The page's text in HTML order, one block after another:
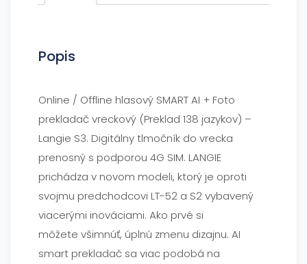
Popis
Online / Offline hlasový SMART AI + Foto
prekladač vreckový (Preklad 138 jazykov) –
Langie S3. Digitálny tlmočník do vrecka
prenosný s podporou 4G SIM. LANGIE
prichádza v novom modeli, ktorý je oproti
svojmu predchodcovi LT-52 a S2 vybavený
viacerými inováciami. Ako prvé si
môžete všimnúť, úplnú zmenu dizajnu. AI
smart prekladač sa viac podobá na